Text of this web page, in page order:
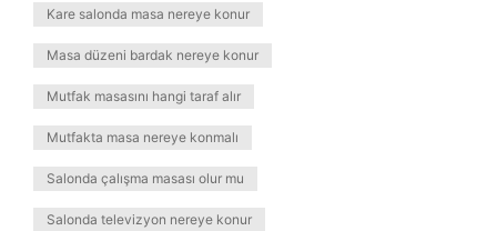
Kare salonda masa nereye konur
Masa düzeni bardak nereye konur
Mutfak masasını hangi taraf alır
Mutfakta masa nereye konmalı
Salonda çalışma masası olur mu
Salonda televizyon nereye konur